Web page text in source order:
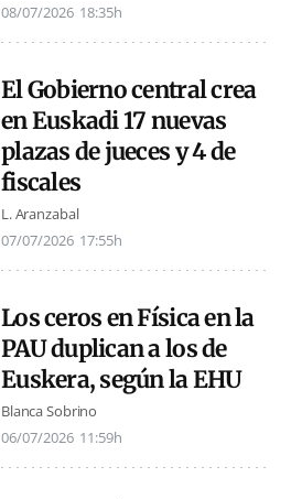
08/07/2026 18:35h
El Gobierno central crea
en Euskadi 17 nuevas
plazas de jueces y 4 de
fiscales
L. Aranzabal
07/07/2026 17:55h
Los ceros en Física en la
PAU duplican a los de
Euskera, según la EHU
Blanca Sobrino
06/07/2026 11:59h